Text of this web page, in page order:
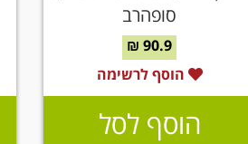
סופהרב
90.9 ₪
הוסף לרשימה
הוסף לסל